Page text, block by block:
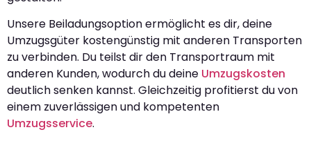
Unsere Beiladungsoption ermöglicht es dir, deine
Umzugsgüter kostengünstig mit anderen Transporten
zu verbinden. Du teilst dir den Transportraum mit
anderen Kunden, wodurch du deine Umzugskosten
deutlich senken kannst. Gleichzeitig profitierst du von
einem zuverlässigen und kompetenten
Umzugsservice.